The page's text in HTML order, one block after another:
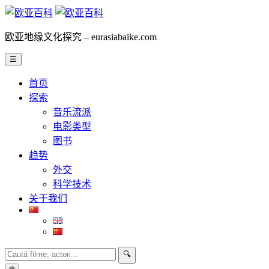
欧亚地缘文化探究 – eurasiabaike.com
☰
首页
探索
音乐流派
电影类型
图书
趋势
外交
科学技术
关于我们
🔍